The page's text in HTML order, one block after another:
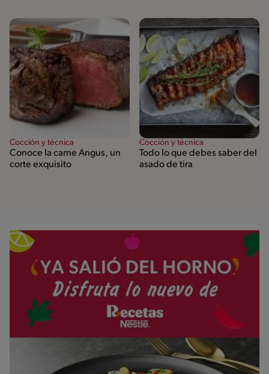
Cocción y técnica
Conoce la carne Angus, un
corte exquisito
Cocción y técnica
Todo lo que debes saber del
asado de tira